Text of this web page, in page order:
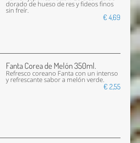
dorado de hueso de res y fideos finos
sin freír.
€ 4,69
Fanta Corea de Melón 350ml.
Refresco coreano Fanta con un intenso
y refrescante sabor a melón verde.
€ 2,55